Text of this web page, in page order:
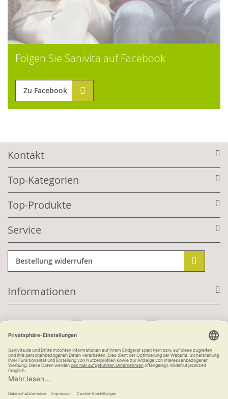
Folgen Sie Sanivita auf Facebook
Zu Facebook
Kontakt
Top-Kategorien
Top-Produkte
Service
Bestellung widerrufen
Informationen
Kauf auf Rechnung